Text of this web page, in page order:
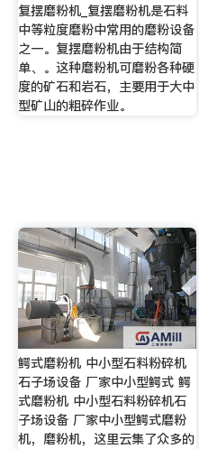
复摆磨粉机_复摆磨粉机是石料
中等粒度磨粉中常用的磨粉设备
之一。复摆磨粉机由于结构简
单、。这种磨粉机可磨粉各种硬
度的矿石和岩石，主要用于大中
型矿山的粗碎作业。
鳄式磨粉机 中小型石料粉碎机
石子场设备 厂家中小型鳄式 鳄
式磨粉机 中小型石料粉碎机石
子场设备 厂家中小型鳄式磨粉
机，磨粉机，这里云集了众多的